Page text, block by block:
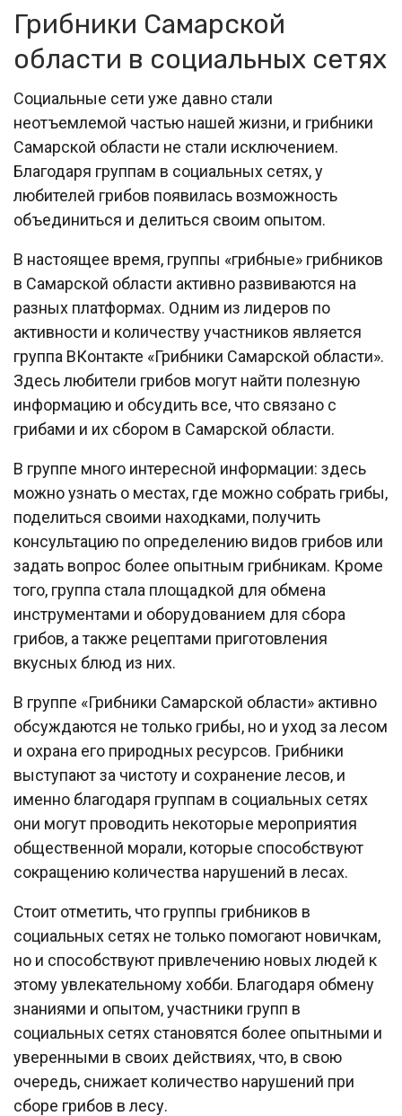
Грибники Самарской
области в социальных сетях
Социальные сети уже давно стали
неотъемлемой частью нашей жизни, и грибники
Самарской области не стали исключением.
Благодаря группам в социальных сетях, у
любителей грибов появилась возможность
объединиться и делиться своим опытом.
В настоящее время, группы «грибные» грибников
в Самарской области активно развиваются на
разных платформах. Одним из лидеров по
активности и количеству участников является
группа ВКонтакте «Грибники Самарской области».
Здесь любители грибов могут найти полезную
информацию и обсудить все, что связано с
грибами и их сбором в Самарской области.
В группе много интересной информации: здесь
можно узнать о местах, где можно собрать грибы,
поделиться своими находками, получить
консультацию по определению видов грибов или
задать вопрос более опытным грибникам. Кроме
того, группа стала площадкой для обмена
инструментами и оборудованием для сбора
грибов, а также рецептами приготовления
вкусных блюд из них.
В группе «Грибники Самарской области» активно
обсуждаются не только грибы, но и уход за лесом
и охрана его природных ресурсов. Грибники
выступают за чистоту и сохранение лесов, и
именно благодаря группам в социальных сетях
они могут проводить некоторые мероприятия
общественной морали, которые способствуют
сокращению количества нарушений в лесах.
Стоит отметить, что группы грибников в
социальных сетях не только помогают новичкам,
но и способствуют привлечению новых людей к
этому увлекательному хобби. Благодаря обмену
знаниями и опытом, участники групп в
социальных сетях становятся более опытными и
уверенными в своих действиях, что, в свою
очередь, снижает количество нарушений при
сборе грибов в лесу.